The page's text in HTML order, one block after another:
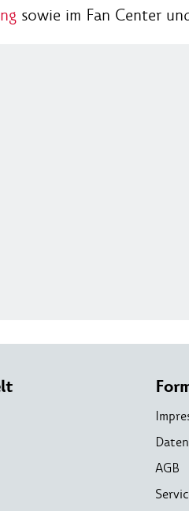
sowie im Fan Center
AGB